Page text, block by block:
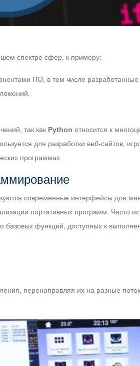
спектре сфер, к примеру:
ПО, в том числе разработанные
так как Python относится к
для разработки веб-сайтов,
программах.
современные интерфейсы для
портативных программ. Часто
базовых функций, доступных к
перенаправляя их на разные